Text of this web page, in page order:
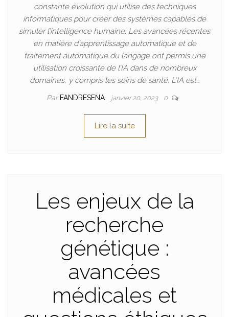
constante évolution qui utilise des techniques
informatiques pour créer des systèmes capables de
simuler l’intelligence humaine. Les avancées récentes
en matière d’apprentissage automatique et de
traitement automatique du langage ont permis une
utilisation croissante de l’IA dans de nombreux
domaines, y compris les soins de santé. L’IA est…
Par FANDRESENA janvier 20, 2023 0
Lire la suite
Les enjeux de la
recherche
génétique :
avancées
médicales et